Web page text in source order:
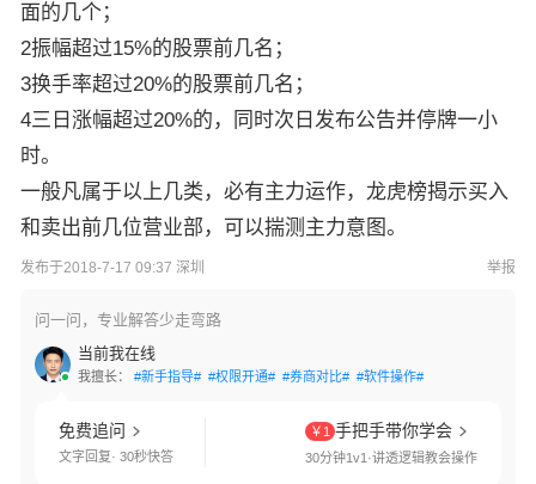
面的几个；
2振幅超过15%的股票前几名；
3换手率超过20%的股票前几名；
4三日涨幅超过20%的，同时次日发布公告并停牌一小
时。
一般凡属于以上几类，必有主力运作，龙虎榜揭示买入
和卖出前几位营业部，可以揣测主力意图。
发布于2018-7-17 09:37 深圳 举报
问一问，专业解答少走弯路
当前我在线
我擅长： #新手指导# #权限开通# #券商对比# #软件操作#
免费追问
文字回复· 30秒快答
￥1 手把手带你学会
30分钟1v1·讲透逻辑教会操作